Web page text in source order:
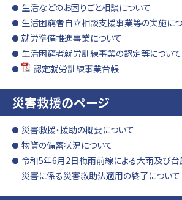
生活などのお困りごと相談について
生活困窮者自立相談支援事業等の実施に
就労準備推進事業について
生活困窮者就労訓練事業の認定等について
認定就労訓練事業台帳
災害救援のページ
災害救援・援助の概要について
物資の備蓄状況について
令和5年6月2日梅雨前線による大雨及び台
災害に係る災害救助法適用の終了について